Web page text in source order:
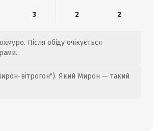
3 2 2
Після обіду очікується
вітрогон"). Який Мирон — такий